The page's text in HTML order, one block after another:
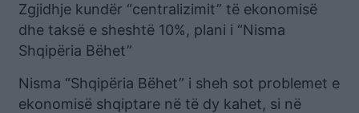
Zgjidhje kundër “centralizimit” të ekonomisë
dhe taksë e sheshtë 10%, plani i “Nisma
Shqipëria Bëhet”
Nisma “Shqipëria Bëhet” i sheh sot problemet e
ekonomisë shqiptare në të dy kahet, si në